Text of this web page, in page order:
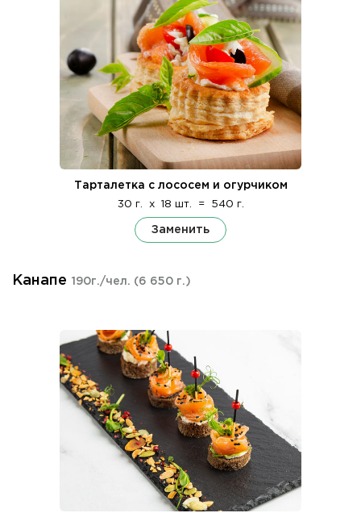
Тарталетка с лососем и огурчиком
30 г. x 18 шт. = 540 г.
Заменить
Канапе 190г./чел. (6 650 г.)